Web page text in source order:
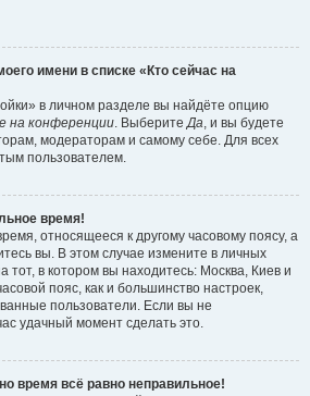
имени в списке «Кто сейчас на
в личном разделе вы найдёте опцию
на конференции. ВыберитеДа, и вы будете
модераторам и самому себе. Для всех
пользователем.
время!
относящееся к другому часовому поясу, а
вы. В этом случае измените в личных
тот, в котором вы находитесь: Москва, Киев и
пояс, как и большинство настроек,
пользователи. Если вы не
удачный момент сделать это.
время всё равно неправильное!